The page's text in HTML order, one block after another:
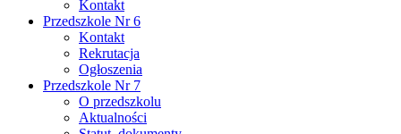
Kontakt
Przedszkole Nr 6
Kontakt
Rekrutacja
Ogłoszenia
Przedszkole Nr 7
O przedszkolu
Aktualności